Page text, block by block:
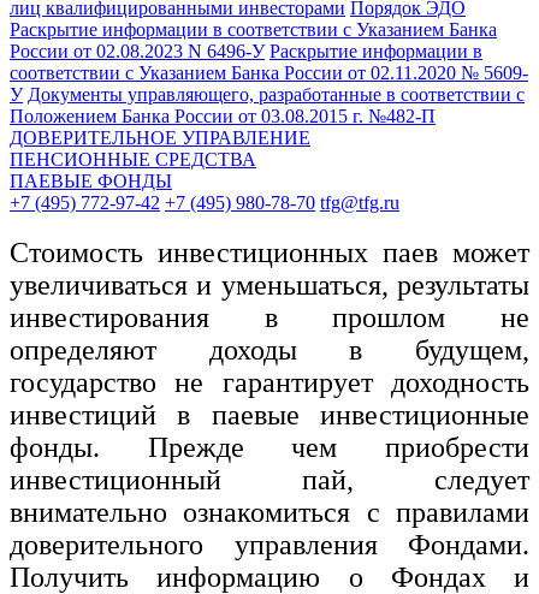
лиц квалифицированными инвесторами Порядок ЭДО
Раскрытие информации в соответствии с Указанием Банка
России от 02.08.2023 N 6496-У Раскрытие информации в
соответствии с Указанием Банка России от 02.11.2020 № 5609-
У Документы управляющего, разработанные в соответствии с
Положением Банка России от 03.08.2015 г. №482-П
ДОВЕРИТЕЛЬНОЕ УПРАВЛЕНИЕ
ПЕНСИОННЫЕ СРЕДСТВА
ПАЕВЫЕ ФОНДЫ
+7 (495) 772-97-42 +7 (495) 980-78-70 tfg@tfg.ru
Стоимость инвестиционных паев может
увеличиваться и уменьшаться, результаты
инвестирования в прошлом не
определяют доходы в будущем,
государство не гарантирует доходность
инвестиций в паевые инвестиционные
фонды. Прежде чем приобрести
инвестиционный пай, следует
внимательно ознакомиться с правилами
доверительного управления Фондами.
Получить информацию о Фондах и